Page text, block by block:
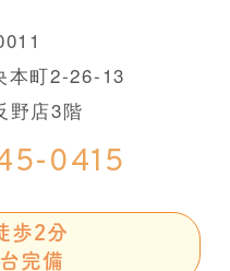
本町2-26-13
野店3階
0415
歩2分
完備